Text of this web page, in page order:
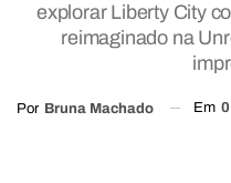
explorar Liberty City
reimaginado na
Por Bruna Machado Em